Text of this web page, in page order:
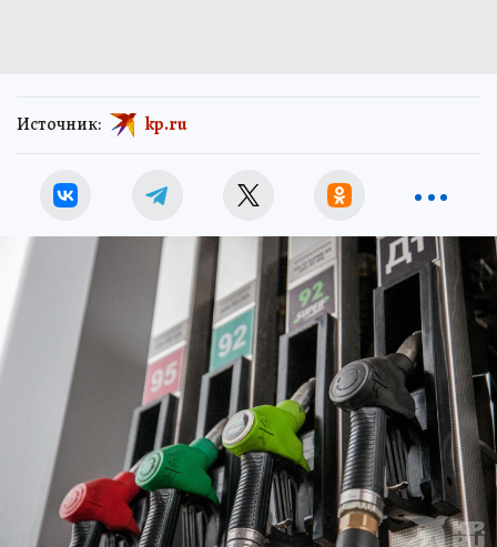
Источник: kp.ru